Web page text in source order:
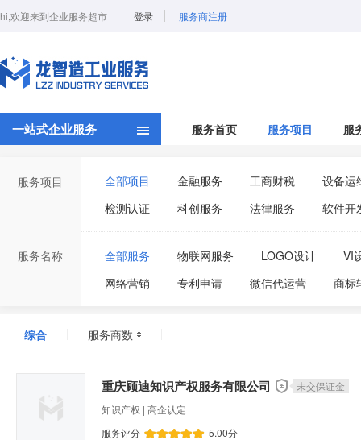
hi,欢迎来到企业服务超市 登录 服务商注册
一站式企业服务 服务首页 服务项目 服
服务项目 全部项目 金融服务 工商财税
设备运
检测认证
科创服务 法律服务 软件开
服务名称 全部服务 物联网服务 LOGO设计
VI
网络营销
专利申请 微信代运营
商标
科技创新小巨人
数字化装备普及奖补贴
科技型企业入库申报
网站定制开发
综合 服务商数
重庆顾迪知识产权服务有限公司
未交保证金
知识产权 | 高企认定
服务评分
5.00分